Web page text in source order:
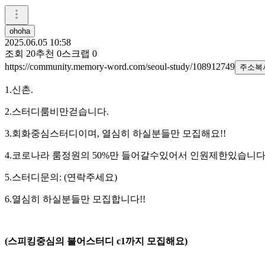
ohoha
2025.06.05 10:58
조회 20추천 0스크랩 0
https://community.memory-word.com/seoul-study/108912749 주소복
1.신촌.
2.스터디룸비만걷습니다.
3.회화중심스터디이며, 열심히 하실분들만 모집해요!!
4.코로나라 룸정원의 50%만 들어갈수있어서 인원제한있습니
5.스터디문의: (연락주세요)
6.열심히 하실분들만 모집합니다!!
(스피킹중심의 불어스터디 c1까지 모집해요)